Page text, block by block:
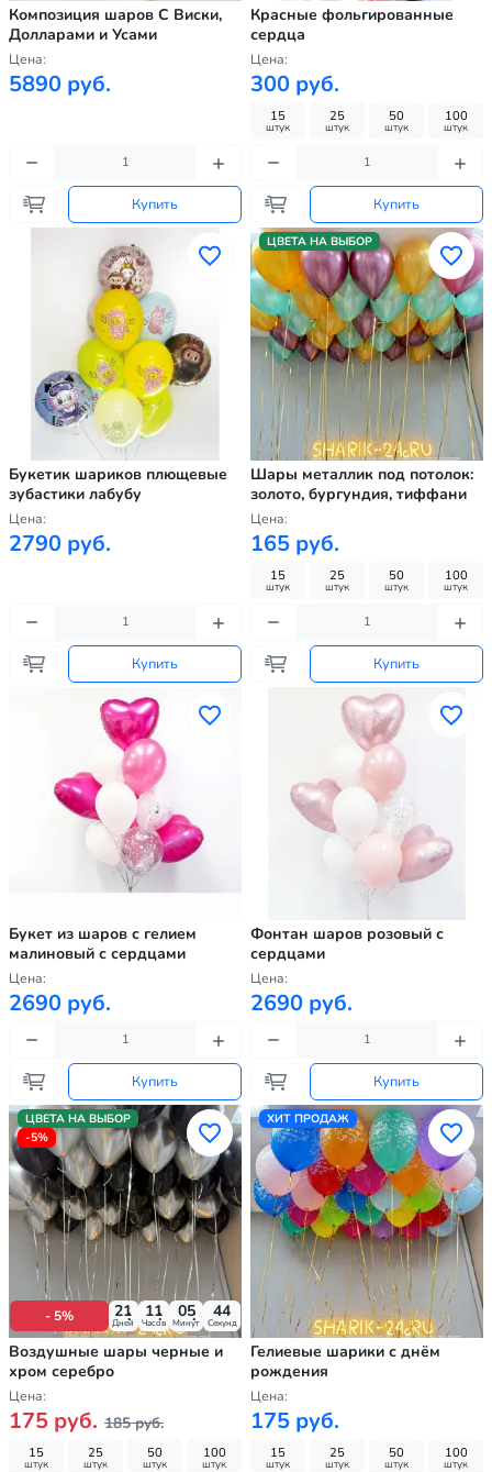
Композиция шаров С Виски,
Долларами и Усами
Цена:
5890 руб.
Купить
Красные фольгированные
сердца
Цена:
300 руб.
15
штук
25
штук
50
штук
100
штук
Купить
Букетик шариков плющевые
зубастики лабубу
Цена:
2790 руб.
Купить
ЦВЕТА НА ВЫБОР
Шары металлик под потолок:
золото, бургундия, тиффани
Цена:
165 руб.
15
штук
25
штук
50
штук
100
штук
Купить
Букет из шаров с гелием
малиновый с сердцами
Цена:
2690 руб.
Купить
Фонтан шаров розовый с
сердцами
Цена:
2690 руб.
Купить
ЦВЕТА НА ВЫБОР
-5%
- 5% 21
Дней
11
Часов
05
Минут
43
Секунд
Воздушные шары черные и
хром серебро
Цена:
175 руб. 185 руб.
15
штук
25
штук
50
штук
100
штук
ХИТ ПРОДАЖ
Гелиевые шарики с днём
рождения
Цена:
175 руб.
15
штук
25
штук
50
штук
100
штук